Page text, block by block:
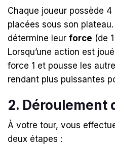
Chaque joueur possède
placées sous son plateau.
détermine leur force (de
Lorsqu’une action est
force 1 et pousse les
rendant plus puissantes
2. Déroulement
À votre tour, vous
deux étapes :